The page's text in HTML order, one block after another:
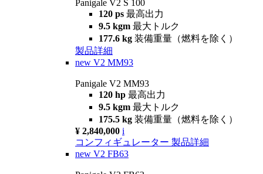
Panigale V2 S 100
120 ps 最高出力
9.5 kgm 最大トルク
177.6 kg 装備重量（燃料を除く）
製品詳細
new V2 MM93
Panigale V2 MM93
120 hp 最高出力
9.5 kgm 最大トルク
175.5 kg 装備重量（燃料を除く）
¥ 2,840,000 i
コンフィギュレーター 製品詳細
new V2 FB63